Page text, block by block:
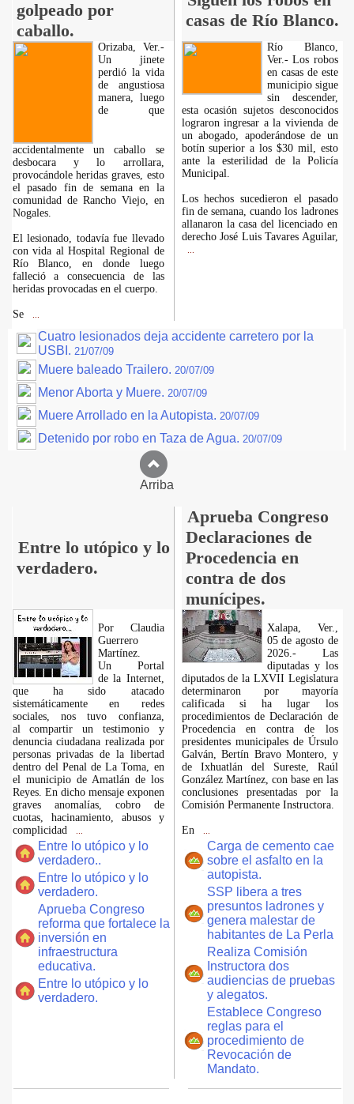
golpeado por
caballo.
casas de Río Blanco.
Orizaba, Ver.-
Un jinete
perdió la vida
de angustiosa
manera, luego
de que
accidentalmente un caballo se
desbocara y lo arrollara,
provocándole heridas graves, esto
el pasado fin de semana en la
comunidad de Rancho Viejo, en
Nogales.
El lesionado, todavía fue llevado
con vida al Hospital Regional de
Río Blanco, en donde luego
falleció a consecuencia de las
heridas provocadas en el cuerpo.
Se
Río Blanco,
Ver.- Los robos
en casas de este
municipio sigue
sin descender,
esta ocasión sujetos desconocidos
lograron ingresar a la vivienda de
un abogado, apoderándose de un
botín superior a los $30 mil, esto
ante la esterilidad de la Policía
Municipal.
Los hechos sucedieron el pasado
fin de semana, cuando los ladrones
allanaron la casa del licenciado en
derecho José Luis Tavares Aguilar,
Cuatro lesionados deja accidente carretero por la
USBI. 21/07/09
Muere baleado Trailero. 20/07/09
Menor Aborta y Muere. 20/07/09
Muere Arrollado en la Autopista. 20/07/09
Detenido por robo en Taza de Agua. 20/07/09
Arriba
Entre lo utópico y lo
verdadero.
Aprueba Congreso
Declaraciones de
Procedencia en
contra de dos
munícipes.
Por Claudia
Guerrero
Martínez.
​Un Portal
de la Internet,
que ha sido atacado
sistemáticamente en redes
sociales, nos tuvo confianza,
al compartir un testimonio y
denuncia ciudadana realizada por
personas privadas de la libertad
dentro del Penal de La Toma, en
el municipio de Amatlán de los
Reyes. En dicho mensaje exponen
graves anomalías, cobro de
cuotas, hacinamiento, abusos y
complicidad
Entre lo utópico y lo
verdadero..
Entre lo utópico y lo
verdadero.
Aprueba Congreso
reforma que fortalece la
inversión en
infraestructura
educativa.
Entre lo utópico y lo
verdadero.
Xalapa, Ver.,
05 de agosto de
2026.- Las
diputadas y los
diputados de la LXVII Legislatura
determinaron por mayoría
calificada si ha lugar los
procedimientos de Declaración de
Procedencia en contra de los
presidentes municipales de Úrsulo
Galván, Bertín Bravo Montero, y
de Ixhuatlán del Sureste, Raúl
González Martínez, con base en las
conclusiones presentadas por la
Comisión Permanente Instructora.
En
Carga de cemento cae
sobre el asfalto en la
autopista.
SSP libera a tres
presuntos ladrones y
genera malestar de
habitantes de La Perla
Realiza Comisión
Instructora dos
audiencias de pruebas
y alegatos.
Establece Congreso
reglas para el
procedimiento de
Revocación de
Mandato.